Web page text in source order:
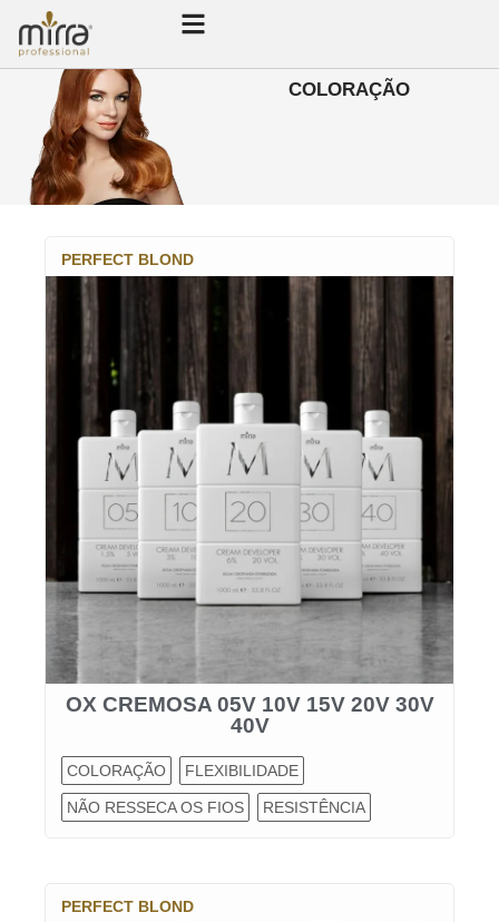
COLORAÇÃO
PERFECT BLOND
OX CREMOSA 05V 10V 15V 20V 30V
40V
COLORAÇÃO FLEXIBILIDADE
NÃO RESSECA OS FIOS RESISTÊNCIA
PERFECT BLOND